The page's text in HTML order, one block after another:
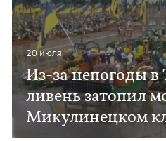
20 июля
Из-за непогоды в
ливень затопил
Микулинецком